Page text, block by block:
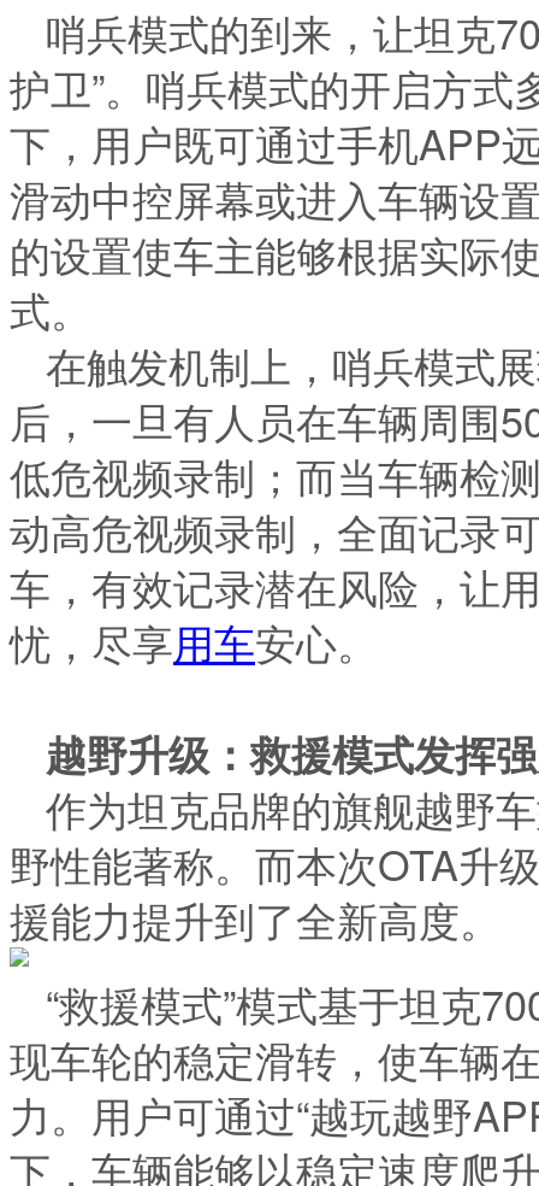
哨兵模式的到来，让坦克
护卫”。哨兵模式的开启方
下，用户既可通过手机APP
滑动中控屏幕或进入车辆设
的设置使车主能够根据实际
式。
在触发机制上，哨兵模式
后，一旦有人员在车辆周围
低危视频录制；而当车辆检
动高危视频录制，全面记录
车，有效记录潜在风险，让
忧，尽享用车安心。
越野升级：救援模式发挥
作为坦克品牌的旗舰越野
野性能著称。而本次OTA升
援能力提升到了全新高度。
“救援模式”模式基于坦克
现车轮的稳定滑转，使车辆
力。用户可通过“越玩越野
下，车辆能够以稳定速度爬